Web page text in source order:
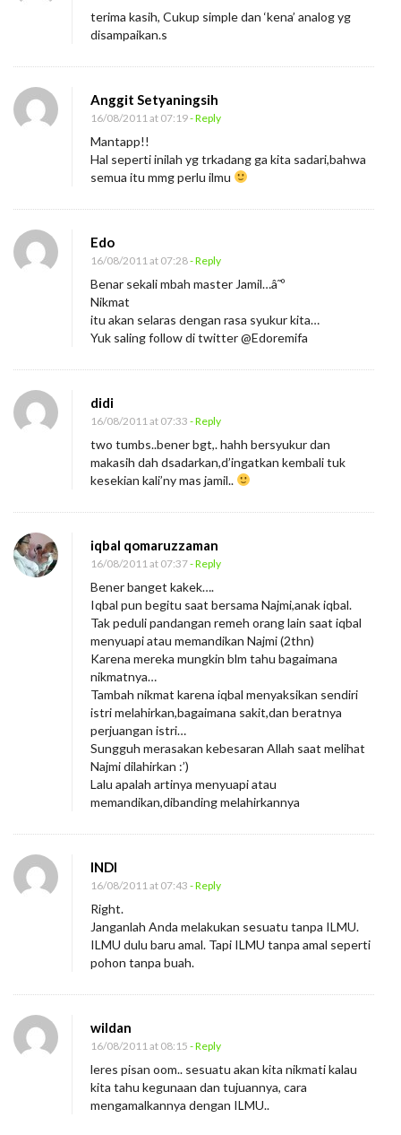
t
N
i
k
m
e
r
l
u
I
m
u
terima kasih, Cukup simple dan ‘kena’ analog yg
disampaikan.s
Anggit Setyaningsih
16/08/2011 at 07:19- Reply
Mantapp!!
Hal seperti inilah yg trkadang ga kita sadari,bahwa
semua itu mmg perlu ilmu
Edo
16/08/2011 at 07:28- Reply
Benar sekali mbah master Jamil…â˜º
Nikmat
itu akan selaras dengan rasa syukur kita…
Yuk saling follow di twitter @Edoremifa
didi
16/08/2011 at 07:33 - Reply
two tumbs..bener bgt,. hahh bersyukur dan
makasih dah dsadarkan,d’ingatkan kembali tuk
kesekian kali’ny mas jamil..
iqbal qomaruzzaman
16/08/2011 at 07:37- Reply
Bener banget kakek….
Iqbal pun begitu saat bersama Najmi,anak iqbal.
Tak peduli pandangan remeh orang lain saat iqbal
menyuapi atau memandikan Najmi (2thn)
Karena mereka mungkin blm tahu bagaimana
nikmatnya…
Tambah nikmat karena iqbal menyaksikan sendiri
istri melahirkan,bagaimana sakit,dan beratnya
perjuangan istri…
Sungguh merasakan kebesaran Allah saat melihat
Najmi dilahirkan :’)
Lalu apalah artinya menyuapi atau
memandikan,dibanding melahirkannya
INDI
16/08/2011 at 07:43 - Reply
Right.
Janganlah Anda melakukan sesuatu tanpa ILMU.
ILMU dulu baru amal. Tapi ILMU tanpa amal seperti
pohon tanpa buah.
wildan
16/08/2011 at 08:15 - Reply
leres pisan oom.. sesuatu akan kita nikmati kalau
kita tahu kegunaan dan tujuannya, cara
mengamalkannya dengan ILMU..